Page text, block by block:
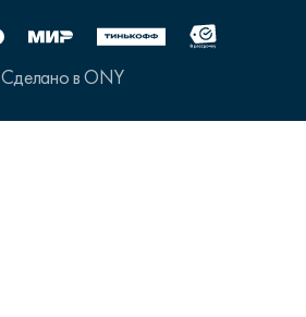
Сделано в ONY